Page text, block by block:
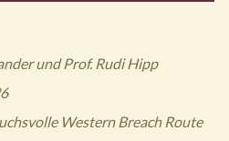
und Prof. Rudi Hipp
Western Breach Route